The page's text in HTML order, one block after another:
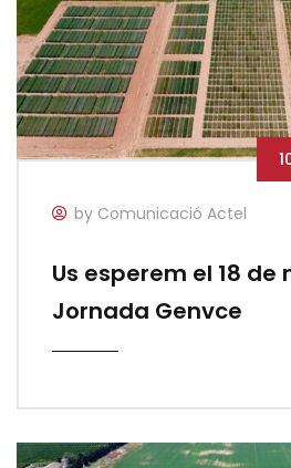
by Comunicació Actel
Us esperem el 18 de
Jornada Genvce